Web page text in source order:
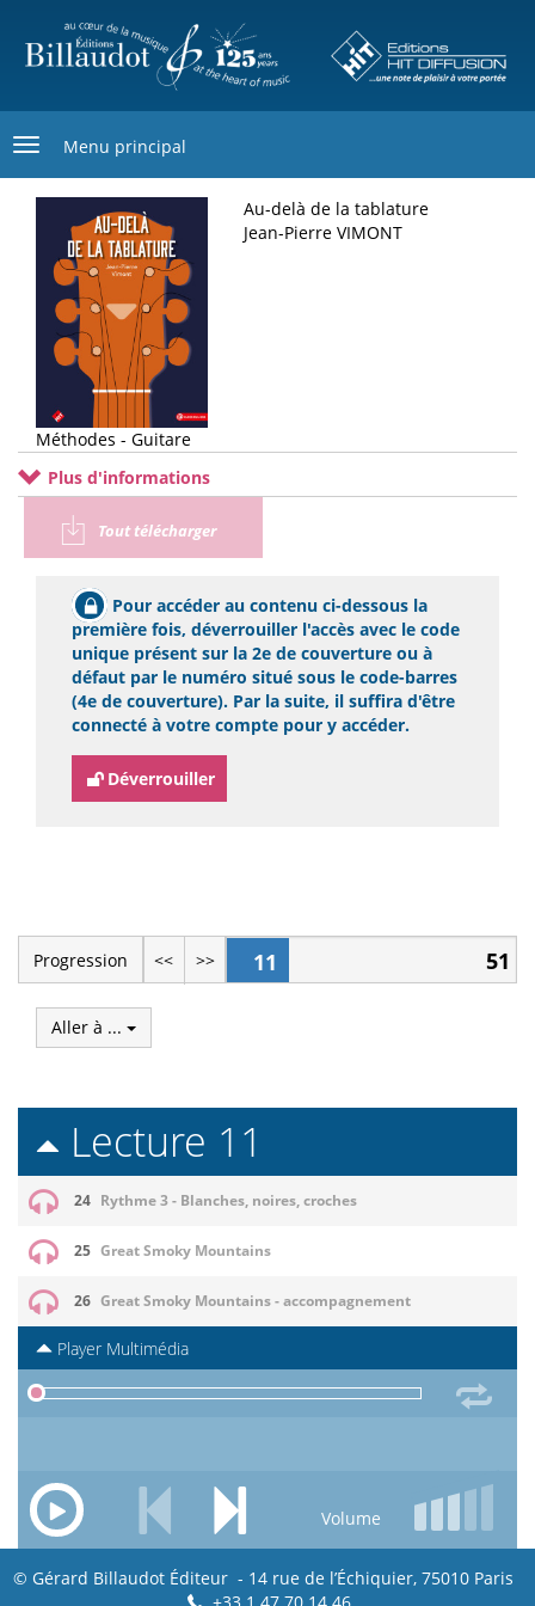
contenu
Menu principal
Au-delà de la tablature
Jean-Pierre VIMONT
Méthodes - Guitare
Plus d'informations
Tout télécharger
Pour accéder au contenu ci-dessous la
première fois, déverrouiller l'accès avec le code
unique présent sur la 2e de couverture ou à
défaut par le numéro situé sous le code-barres
(4e de couverture). Par la suite, il suffira d'être
connecté à votre compte pour y accéder.
Déverrouiller
Progression << >> 11 51
Aller à ...
Lecture 11
24 Rythme 3 - Blanches, noires, croches
25 Great Smoky Mountains
26 Great Smoky Mountains - accompagnement
Player Multimédia
Volume
© Gérard Billaudot Éditeur - 14 rue de l’Échiquier, 75010 Paris
+33 1 47 70 14 46